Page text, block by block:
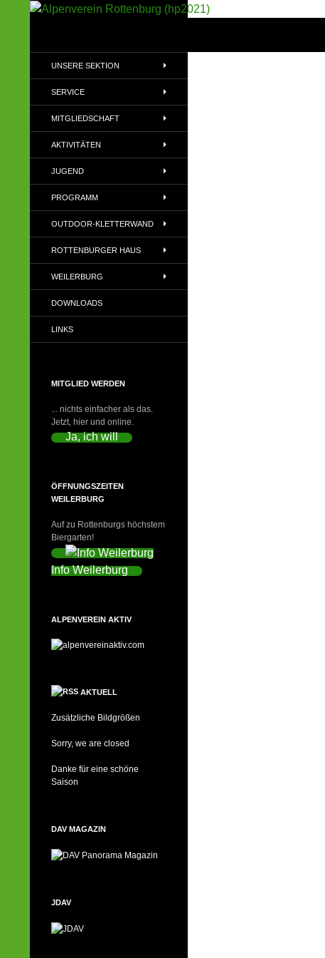
(DAV)
UNSERE SEKTION
SERVICE
MITGLIEDSCHAFT
AKTIVITÄTEN
JUGEND
PROGRAMM
OUTDOOR-KLETTERWAND
ROTTENBURGER HAUS
WEILERBURG
DOWNLOADS
LINKS
MITGLIED WERDEN
... nichts einfacher als das.
Jetzt, hier und online.
Ja, ich will
ÖFFNUNGSZEITEN
WEILERBURG
Auf zu Rottenburgs höchstem
Biergarten!
Info Weilerburg
ALPENVEREIN AKTIV
AKTUELL
Zusätzliche Bildgrößen
Sorry, we are closed
Danke für eine schöne
Saison
DAV MAGAZIN
JDAV